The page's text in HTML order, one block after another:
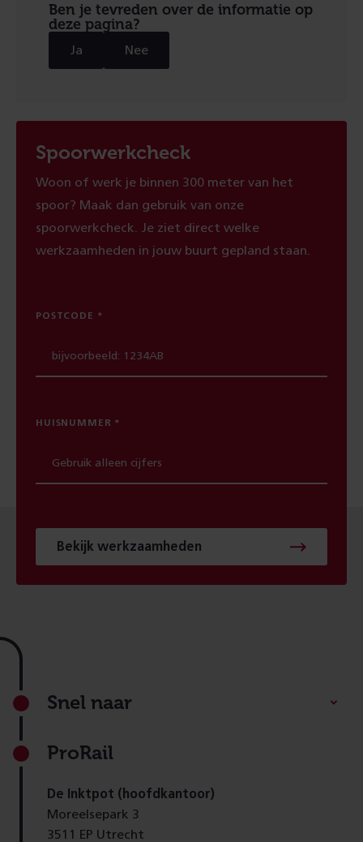
Ben je tevreden over de informatie op
deze pagina?
Ja Nee
Spoorwerkcheck
Woon of werk je binnen 300 meter van het
spoor? Maak dan gebruik van onze
spoorwerkcheck. Je ziet direct welke
werkzaamheden in jouw buurt gepland staan.
POSTCODE
HUISNUMMER
Bekijk werkzaamheden
Footer
Snel naar
ProRail
De Inktpot (hoofdkantoor)
Moreelsepark 3
3511 EP Utrecht